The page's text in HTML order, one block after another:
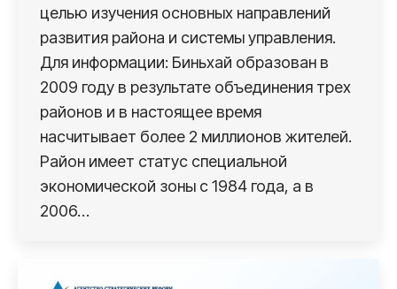
целью изучения основных направлений
развития района и системы управления.
Для информации: Биньхай образован в
2009 году в результате объединения трех
районов и в настоящее время
насчитывает более 2 миллионов жителей.
Район имеет статус специальной
экономической зоны с 1984 года, а в
2006…